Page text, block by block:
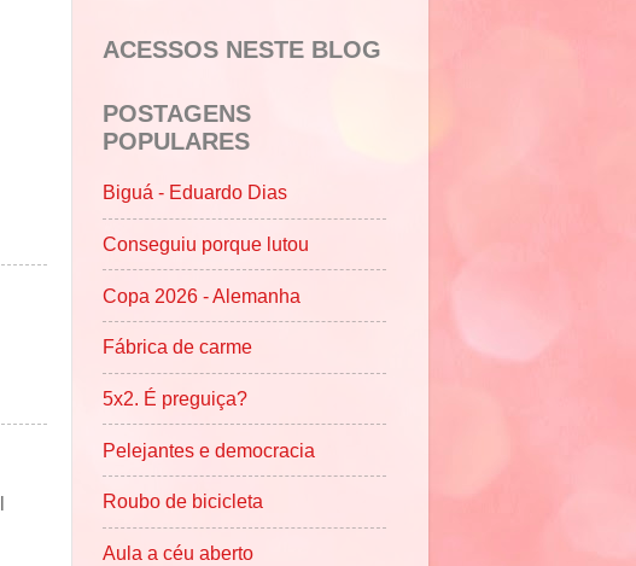
ACESSOS NESTE BLOG
POSTAGENS
POPULARES
Biguá - Eduardo Dias
Conseguiu porque lutou
Copa 2026 - Alemanha
Fábrica de carme
5x2. É preguiça?
Pelejantes e democracia
Roubo de bicicleta
Aula a céu aberto